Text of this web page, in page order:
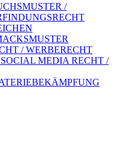
/
/ WERBERECHT
MEDIA RECHT /